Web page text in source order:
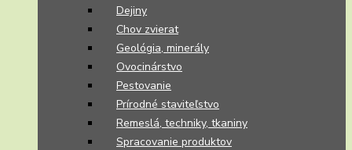
Dejiny
Chov zvierat
Geológia, minerály
Ovocinárstvo
Pestovanie
Prírodné staviteľstvo
Remeslá, techniky, tkaniny
Spracovanie produktov